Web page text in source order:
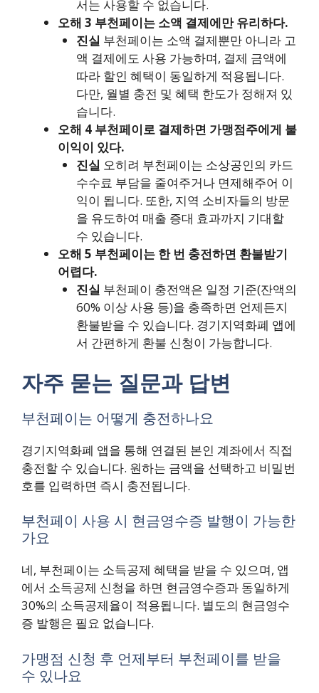
서는 사용할 수 없습니다.
오해 3 부천페이는 소액 결제에만 유리하다.
진실 부천페이는 소액 결제뿐만 아니라 고
액 결제에도 사용 가능하며, 결제 금액에
따라 할인 혜택이 동일하게 적용됩니다.
다만, 월별 충전 및 혜택 한도가 정해져 있
습니다.
오해 4 부천페이로 결제하면 가맹점주에게 불
이익이 있다.
진실 오히려 부천페이는 소상공인의 카드
수수료 부담을 줄여주거나 면제해주어 이
익이 됩니다. 또한, 지역 소비자들의 방문
을 유도하여 매출 증대 효과까지 기대할
수 있습니다.
오해 5 부천페이는 한 번 충전하면 환불받기
어렵다.
진실 부천페이 충전액은 일정 기준(잔액의
60% 이상 사용 등)을 충족하면 언제든지
환불받을 수 있습니다. 경기지역화폐 앱에
서 간편하게 환불 신청이 가능합니다.
자주 묻는 질문과 답변
부천페이는 어떻게 충전하나요
경기지역화폐 앱을 통해 연결된 본인 계좌에서 직접
충전할 수 있습니다. 원하는 금액을 선택하고 비밀번
호를 입력하면 즉시 충전됩니다.
부천페이 사용 시 현금영수증 발행이 가능한
가요
네, 부천페이는 소득공제 혜택을 받을 수 있으며, 앱
에서 소득공제 신청을 하면 현금영수증과 동일하게
30%의 소득공제율이 적용됩니다. 별도의 현금영수
증 발행은 필요 없습니다.
가맹점 신청 후 언제부터 부천페이를 받을
수 있나요